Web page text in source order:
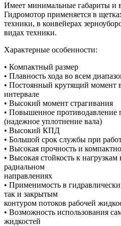
Имеет минимальные габариты и
Гидромотор применяется в
техники, в конвейерах
видах техники.
Характерные особенности:
• Компактный размер
• Плавность хода во всем
• Постоянный крутящий момент
интервале
• Высокий момент страгивания
• Повышенное противодавление
(надежное уплотнение вала)
• Высокий КПД
• Большой срок службы при
• Высокая прочность и
• Высокая стойкость к
радиальном
направлениях
• Применимость в
так и закрытым
контуром потоков рабочей
• Возможность использования
жидкостей